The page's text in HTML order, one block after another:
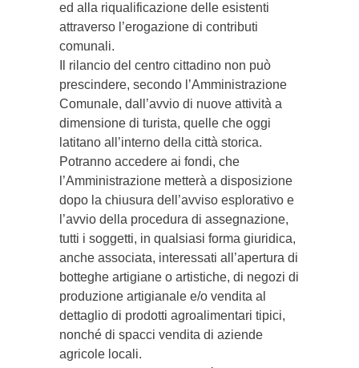
ed alla riqualificazione delle esistenti
attraverso l’erogazione di contributi
comunali.
Il rilancio del centro cittadino non può
prescindere, secondo l’Amministrazione
Comunale, dall’avvio di nuove attività a
dimensione di turista, quelle che oggi
latitano all’interno della città storica.
Potranno accedere ai fondi, che
l’Amministrazione metterà a disposizione
dopo la chiusura dell’avviso esplorativo e
l’avvio della procedura di assegnazione,
tutti i soggetti, in qualsiasi forma giuridica,
anche associata, interessati all’apertura di
botteghe artigiane o artistiche, di negozi di
produzione artigianale e/o vendita al
dettaglio di prodotti agroalimentari tipici,
nonché di spacci vendita di aziende
agricole locali.